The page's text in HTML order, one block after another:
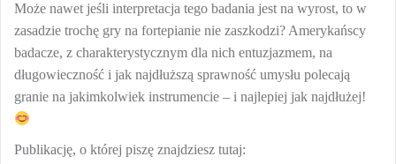
Może nawet jeśli interpretacja tego badania jest na wyrost, to w
zasadzie trochę gry na fortepianie nie zaszkodzi? Amerykańscy
badacze, z charakterystycznym dla nich entuzjazmem, na
długowieczność i jak najdłuższą sprawność umysłu polecają
granie na jakimkolwiek instrumencie – i najlepiej jak najdłużej!
Publikację, o której piszę znajdziesz tutaj: